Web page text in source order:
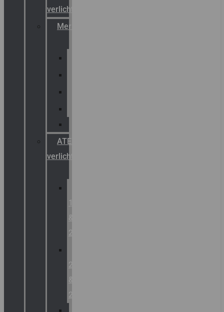
verlichting
Merken
ATEX
verlichting
1
&
2
21
&
22